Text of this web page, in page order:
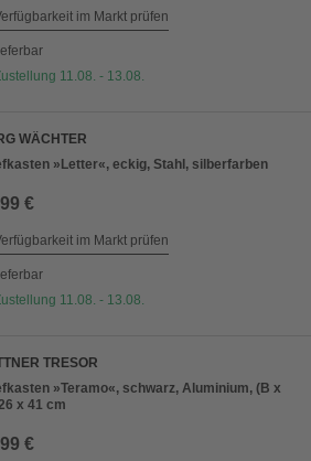
im Markt prüfen
11.08. - 13.08.
WÄCHTER
»Letter«, eckig, Stahl, silberfarben
€
im Markt prüfen
11.08. - 13.08.
TRESOR
»Teramo«, schwarz, Aluminium, (B x
x 41 cm
€